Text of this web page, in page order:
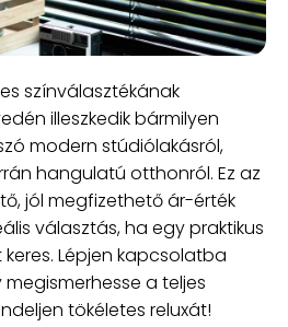
színválasztékának
illeszkedik bármilyen
modern stúdiólakásról,
hangulatú otthonról. Ez az
jól megfizethető ár-érték
választás, ha egy praktikus
Lépjen kapcsolatba
a teljes
tökéletes reluxát!